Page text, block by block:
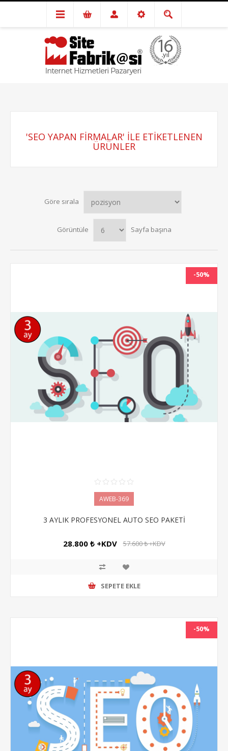
'SEO YAPAN FIRMALAR' ILE ETIKETLENEN
ÜRÜNLER
Göre sırala
Görüntüle Sayfa başına
-50%
AWEB-369
3 AYLIK PROFESYONEL AUTO SEO PAKETİ
28.800 ₺ +KDV 57.600 ₺ +KDV
SEPETE EKLE
-50%